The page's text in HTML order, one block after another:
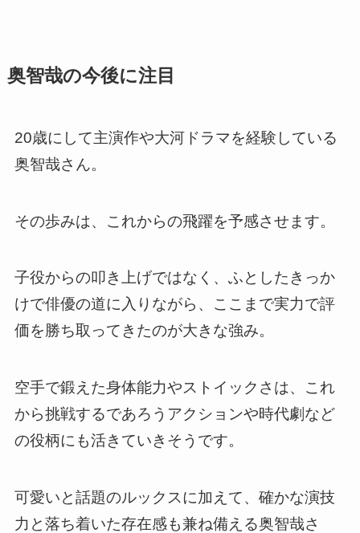
奥智哉の今後に注目
20歳にして主演作や大河ドラマを経験している
奥智哉さん。
その歩みは、これからの飛躍を予感させます。
子役からの叩き上げではなく、ふとしたきっか
けで俳優の道に入りながら、ここまで実力で評
価を勝ち取ってきたのが大きな強み。
空手で鍛えた身体能力やストイックさは、これ
から挑戦するであろうアクションや時代劇など
の役柄にも活きていきそうです。
可愛いと話題のルックスに加えて、確かな演技
力と落ち着いた存在感も兼ね備える奥智哉さ